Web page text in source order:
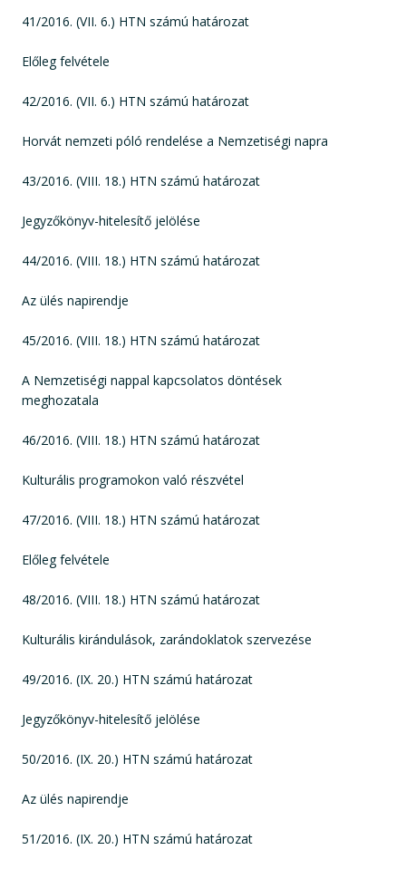
41/2016. (VII. 6.) HTN számú határozat
Előleg felvétele
42/2016. (VII. 6.) HTN számú határozat
Horvát nemzeti póló rendelése a Nemzetiségi napra
43/2016. (VIII. 18.) HTN számú határozat
Jegyzőkönyv-hitelesítő jelölése
44/2016. (VIII. 18.) HTN számú határozat
Az ülés napirendje
45/2016. (VIII. 18.) HTN számú határozat
A Nemzetiségi nappal kapcsolatos döntések
meghozatala
46/2016. (VIII. 18.) HTN számú határozat
Kulturális programokon való részvétel
47/2016. (VIII. 18.) HTN számú határozat
Előleg felvétele
48/2016. (VIII. 18.) HTN számú határozat
Kulturális kirándulások, zarándoklatok szervezése
49/2016. (IX. 20.) HTN számú határozat
Jegyzőkönyv-hitelesítő jelölése
50/2016. (IX. 20.) HTN számú határozat
Az ülés napirendje
51/2016. (IX. 20.) HTN számú határozat